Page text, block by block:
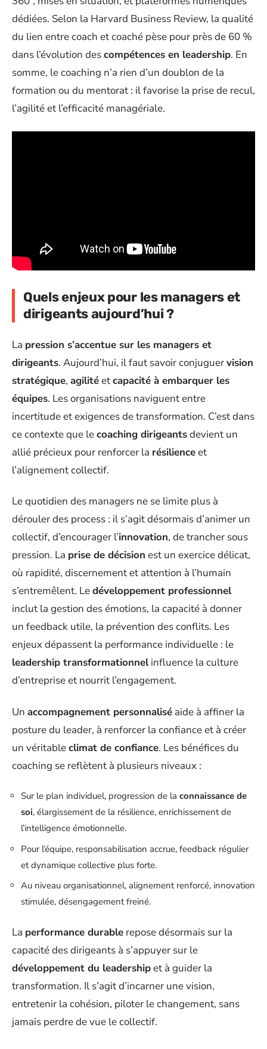
dédiées. Selon la Harvard Business Review, la qualité
du lien entre coach et coaché pèse pour près de 60 %
dans l’évolution descompétences en leadership. En
somme, le coaching n’a rien d’un doublon de la
formation ou du mentorat : il favorise la prise de recul,
l’agilité et l’efficacité managériale.
Quels enjeux pour les managers et
dirigeants aujourd’hui ?
La pression s’accentue sur les managers et
dirigeants. Aujourd’hui, il faut savoir conjuguervision
stratégique, agilitéetcapacité à embarquer les
équipes. Les organisations naviguent entre
incertitude et exigences de transformation. C’est dans
ce contexte que lecoaching dirigeantsdevient un
allié précieux pour renforcer la résilienceet
l’alignement collectif.
Le quotidien des managers ne se limite plus à
dérouler des process : il s’agit désormais d’animer un
collectif, d’encourager l’innovation, de trancher sous
pression. La prise de décision est un exercice délicat,
où rapidité, discernement et attention à l’humain
s’entremêlent. Ledéveloppement professionnel
inclut la gestion des émotions, la capacité à donner
un feedback utile, la prévention des conflits. Les
enjeux dépassent la performance individuelle : le
leadership transformationnelinfluence la culture
d’entreprise et nourrit l’engagement.
Un accompagnement personnalisé aide à affiner la
posture du leader, à renforcer la confiance et à créer
un véritableclimat de confiance. Les bénéfices du
coaching se reflètent à plusieurs niveaux :
Sur le plan individuel, progression de la connaissance de
soi, élargissement de la résilience, enrichissement de
l’intelligence émotionnelle.
Pour l’équipe, responsabilisation accrue, feedback régulier
et dynamique collective plus forte.
Au niveau organisationnel, alignement renforcé, innovation
stimulée, désengagement freiné.
La performance durable repose désormais sur la
capacité des dirigeants à s’appuyer sur le
développement du leadershipet à guider la
transformation. Il s’agit d’incarner une vision,
entretenir la cohésion, piloter le changement, sans
jamais perdre de vue le collectif.